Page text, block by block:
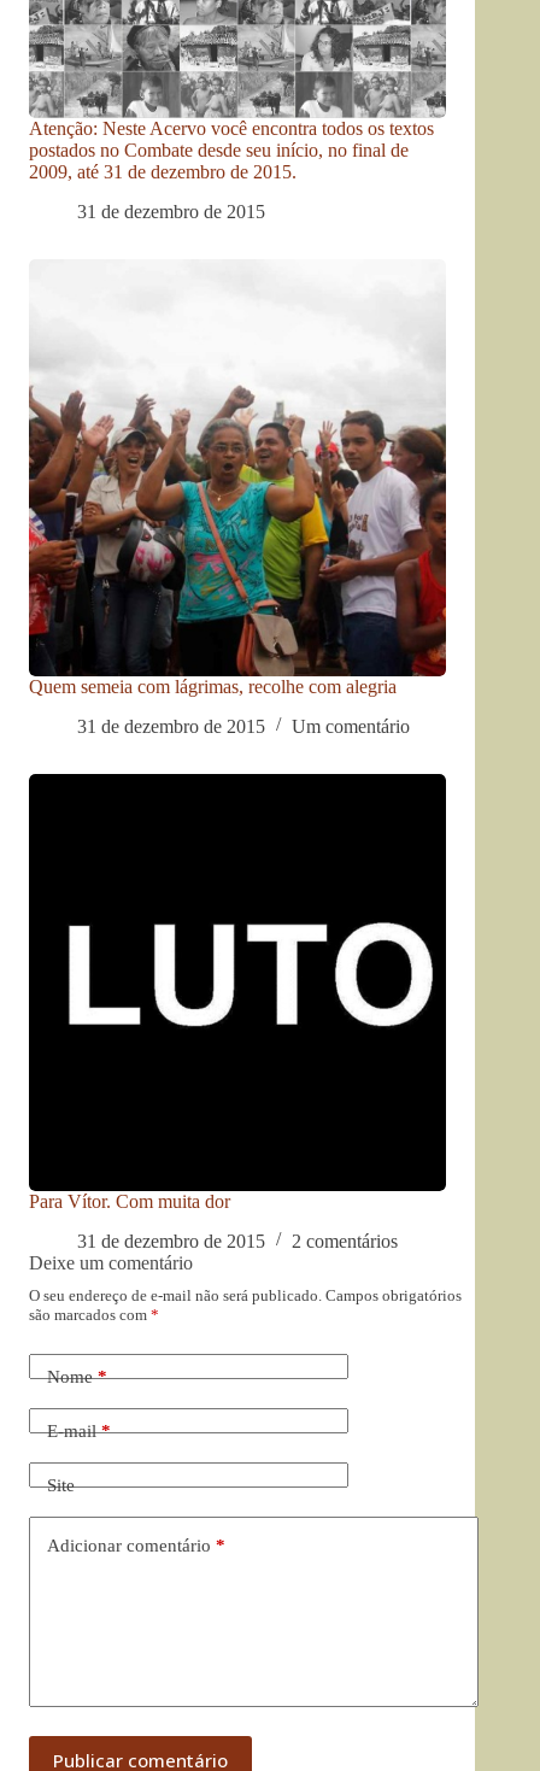
Atenção: Neste Acervo você encontra todos os textos
postados no Combate desde seu início, no final de
2009, até 31 de dezembro de 2015.
31 de dezembro de 2015
Quem semeia com lágrimas, recolhe com alegria
31 de dezembro de 2015
Um comentário
Para Vítor. Com muita dor
31 de dezembro de 2015
2 comentários
Deixe um comentário
O seu endereço de e-mail não será publicado. Campos obrigatórios
são marcados com *
Nome*
E-mail*
Site
Adicionar comentário *
Publicar comentário